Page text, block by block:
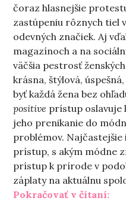
čoraz hlasnejšie
zastúpeniu rôznych tiel
odevných značiek. Aj
magazínoch a na
väčšia pestrosť
krásna, štýlová,
byť každá žena bez
positive prístup oslavuje
jeho prenikanie do
problémov.
prístup, s akým módne
prístup k prírode v
záplaty na aktuálnu
Pokračovať v čítaní: